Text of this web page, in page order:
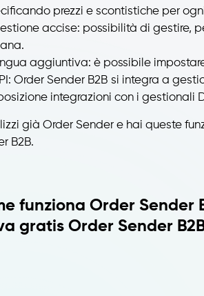
prezzi e scontistiche per
accise: possibilità di gestire,
aggiuntiva: è possibile
Order Sender B2B si integra a
integrazioni con i gestionali
già Order Sender e hai queste
B2B.
funziona Order Sender
gratis Order Sender